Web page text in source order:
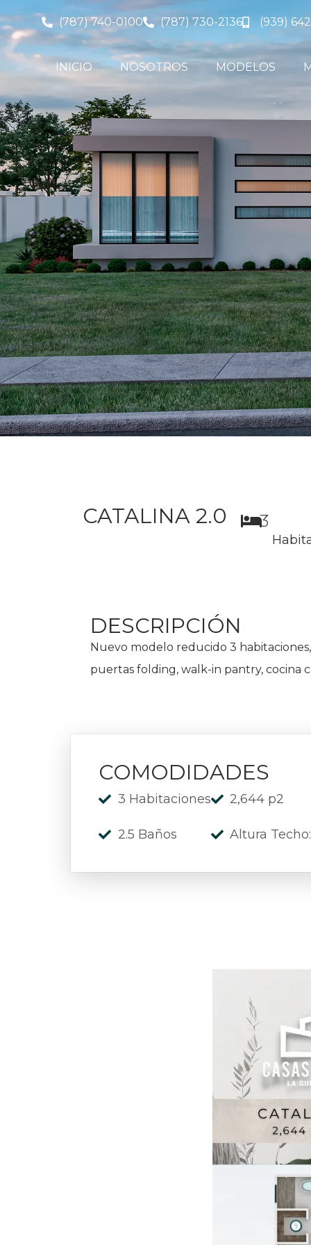
(787) 740-0100 (787) 730-2136 (939)
INICIO NOSOTROS MODELOS
CATALINA 2.0 3
DESCRIPCIÓN
Nuevo modelo reducido 3
puertas folding, walk-in pantry, cocina
COMODIDADES
3 Habitaciones
2.5 Baños
2,644 p2
Altura